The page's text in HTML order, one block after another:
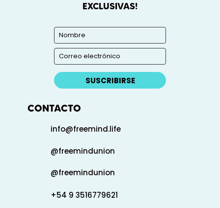
EXCLUSIVAS!
SUSCRIBIRSE
CONTACTO
info@freemind.life
@freemindunion
@freemindunion
+54 9 3516779621